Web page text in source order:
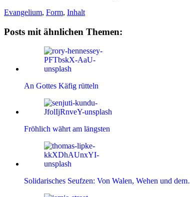
Evangelium, Form, Inhalt
Posts mit ähnlichen Themen:
An Gottes Käfig rütteln
Fröhlich währt am längsten
Solidarisches Seufzen: Von Walen, Wehen und